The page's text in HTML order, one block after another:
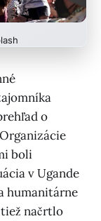
o
boli
v Ugande
humanitárne
načrtlo